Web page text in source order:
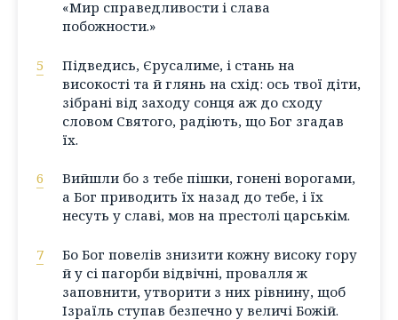
«Мир справедливости і слава
побожности.»
5
Підведись, Єрусалиме, і стань на
високості та й глянь на схід: ось твої діти,
зібрані від заходу сонця аж до сходу
словом Святого, радіють, що Бог згадав
їх.
6
Вийшли бо з тебе пішки, гонені ворогами,
а Бог приводить їх назад до тебе, і їх
несуть у славі, мов на престолі царськім.
7
Бо Бог повелів знизити кожну високу гору
й у сі пагорби відвічні, провалля ж
заповнити, утворити з них рівнину, щоб
Ізраїль ступав безпечно у величі Божій.